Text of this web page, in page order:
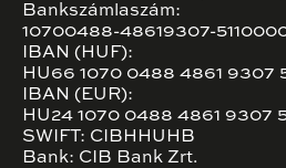
Bankszámlaszám:
10700488-48619307-
IBAN (HUF):
HU66 1070 0488 4861 9307
IBAN (EUR):
HU24 1070 0488 4861 9307
SWIFT: CIBHHUHB
Bank: CIB Bank Zrt.